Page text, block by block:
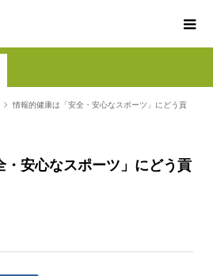
情報的健康は「安全・安心なスポーツ」にどう貢
・安心なスポーツ」にどう貢